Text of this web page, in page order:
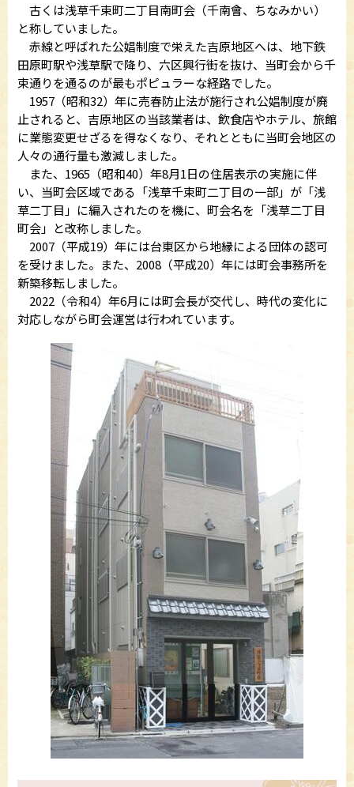
古くは浅草千束町二丁目南町会（千南會、ちなみかい）
と称していました。
赤線と呼ばれた公娼制度で栄えた吉原地区へは、地下鉄
田原町駅や浅草駅で降り、六区興行街を抜け、当町会から千
束通りを通るのが最もポピュラーな経路でした。
1957（昭和32）年に売春防止法が施行され公娼制度が廃
止されると、吉原地区の当該業者は、飲食店やホテル、旅館
に業態変更せざるを得なくなり、それとともに当町会地区の
人々の通行量も激減しました。
また、1965（昭和40）年8月1日の住居表示の実施に伴
い、当町会区域である「浅草千束町二丁目の一部」が「浅
草二丁目」に編入されたのを機に、町会名を「浅草二丁目
町会」と改称しました。
2007（平成19）年には台東区から地縁による団体の認可
を受けました。また、2008（平成20）年には町会事務所を
新築移転しました。
2022（令和4）年6月には町会長が交代し、時代の変化に
対応しながら町会運営は行われています。